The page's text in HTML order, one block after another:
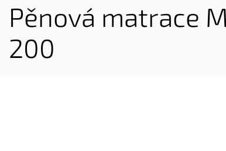
Pěnová matrace
200